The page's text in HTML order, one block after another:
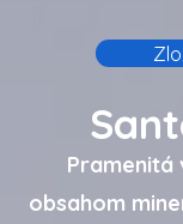
Pramenitá
obsahom